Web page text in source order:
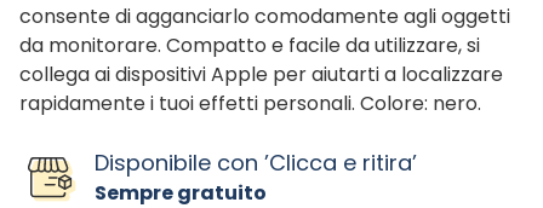
consente di agganciarlo comodamente agli oggetti
da monitorare. Compatto e facile da utilizzare, si
collega ai dispositivi Apple per aiutarti a localizzare
rapidamente i tuoi effetti personali. Colore: nero.
Disponibile con ’Clicca e ritira’
Sempre gratuito